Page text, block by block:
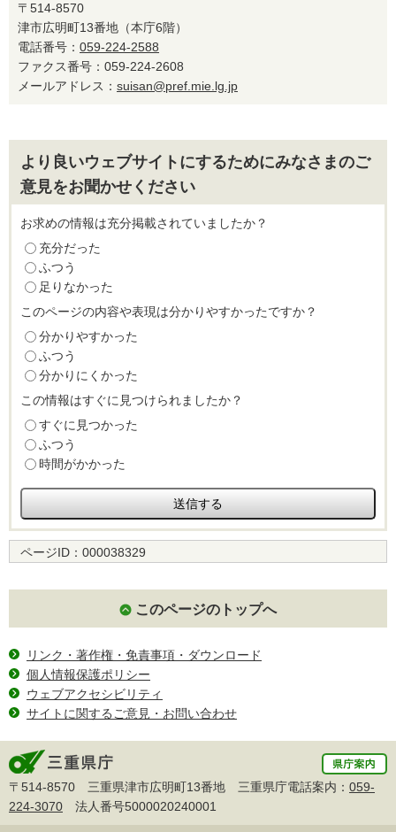
〒514-8570
津市広明町13番地（本庁6階）
電話番号： 059-224-2588
ファクス番号：059-224-2608
メールアドレス： suisan@pref.mie.lg.jp
より良いウェブサイトにするためにみなさまのご
意見をお聞かせください
お求めの情報は充分掲載されていましたか？
充分だった
ふつう
足りなかった
このページの内容や表現は分かりやすかったですか？
分かりやすかった
ふつう
分かりにくかった
この情報はすぐに見つけられましたか？
すぐに見つかった
ふつう
時間がかかった
ページID： 000038329
このページのトップへ
リンク・著作権・免責事項・ダウンロード
個人情報保護ポリシー
ウェブアクセシビリティ
サイトに関するご意見・お問い合わせ
〒514-8570 三重県津市広明町13番地 三重県庁電話案内： 059-
224-3070 法人番号5000020240001